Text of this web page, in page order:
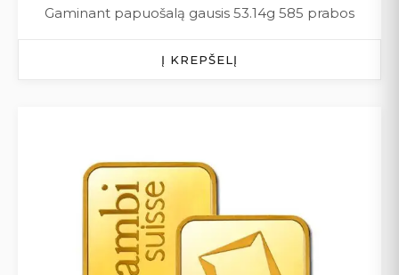
Gaminant papuošalą gausis 53.14g 585 prabos
Į KREPŠELĮ